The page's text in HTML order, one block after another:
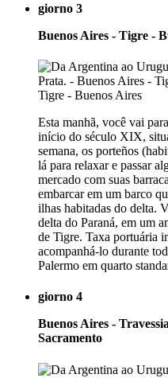
giorno 3
Buenos Aires - Tigre -
Esta manhã, você vai
início do século XIX,
semana, os porteños
lá para relaxar e passar
mercado com suas
embarcar em um barco
ilhas habitadas do delta.
delta do Paraná, em um
de Tigre. Taxa portuária
acompanhá-lo durante
Palermo em quarto
giorno 4
Buenos Aires -
Sacramento